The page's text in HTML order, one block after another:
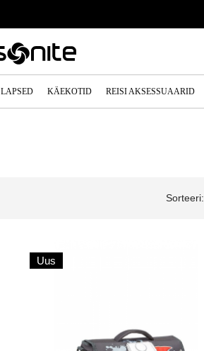
LAPSED KÄEKOTID REISI AKSESSUAARID
Sorteeri:
Uus